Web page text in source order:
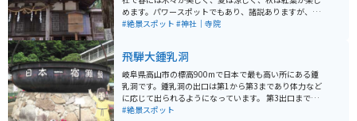
めます。パワースポットでもあり、諸説ありますが、ア
ニメ映画「君の名は」に出てくる神社のモデルの１つで
#絶景スポット #神社｜寺院
飛騨大鍾乳洞
岐阜県高山市の標高900mで日本で最も高い所にある鍾
乳洞です。鍾乳洞の出口は第1から第3まであり体力など
に応じて出られるようになっています。 第3出口までは
約30分かかります。洞窟内はライトアップされていて幻
#絶景スポット